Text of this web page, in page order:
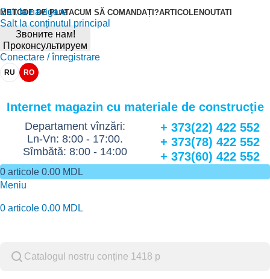
Salt la navigare
Salt la conținutul principal
METODE DE PLATACUM SĂ COMANDAȚI?ARTICOLENOUTATI
Звоните нам!
Проконсультируем
Conectare / înregistrare
RU RO
Internet magazin cu materiale de construcție
Departament vînzări:
Ln-Vn: 8:00 - 17:00.
Sîmbătă: 8:00 - 14:00
+ 373(22) 422 552
+ 373(78) 422 552
+ 373(60) 422 552
0 articole 0.00 MDL
Meniu
0 articole 0.00 MDL